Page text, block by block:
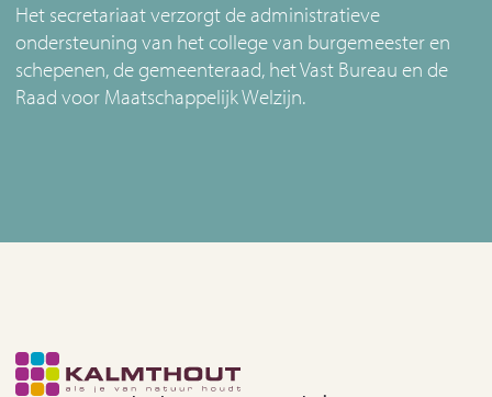
Het secretariaat verzorgt de administratieve
ondersteuning van het college van burgemeester en
schepenen, de gemeenteraad, het Vast Bureau en de
Raad voor Maatschappelijk Welzijn.